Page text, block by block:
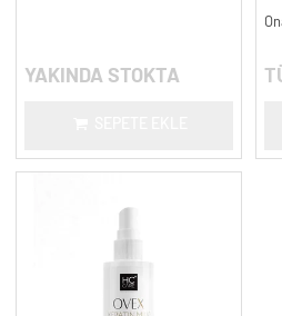
YAKINDA STOKTA